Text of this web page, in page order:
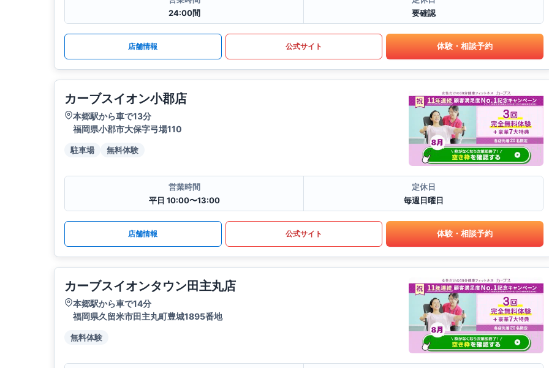
24:00間
要確認
店舗情報 公式サイト 体験・相談予約
カーブスイオン小郡店
本郷駅から車で13分
福岡県小郡市大保字弓場110
駐車場 無料体験
営業時間
平日 10:00〜13:00
定休日
毎週日曜日
店舗情報 公式サイト 体験・相談予約
カーブスイオンタウン田主丸店
本郷駅から車で14分
福岡県久留米市田主丸町豊城1895番地
無料体験